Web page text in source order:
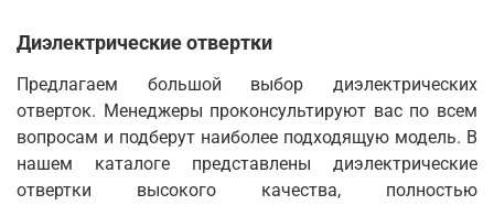
Диэлектрические отвертки
Предлагаем большой выбор диэлектрических
отверток. Менеджеры проконсультируют вас по всем
вопросам и подберут наиболее подходящую модель. В
нашем каталоге представлены диэлектрические
отвертки высокого качества, полностью